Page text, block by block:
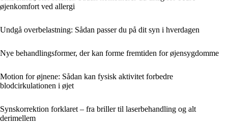
øjenkomfort ved allergi
Undgå overbelastning: Sådan passer du på dit syn i hverdagen
Nye behandlingsformer, der kan forme fremtiden for øjensygdomme
Motion for øjnene: Sådan kan fysisk aktivitet forbedre
blodcirkulationen i øjet
Synskorrektion forklaret – fra briller til laserbehandling og alt
derimellem